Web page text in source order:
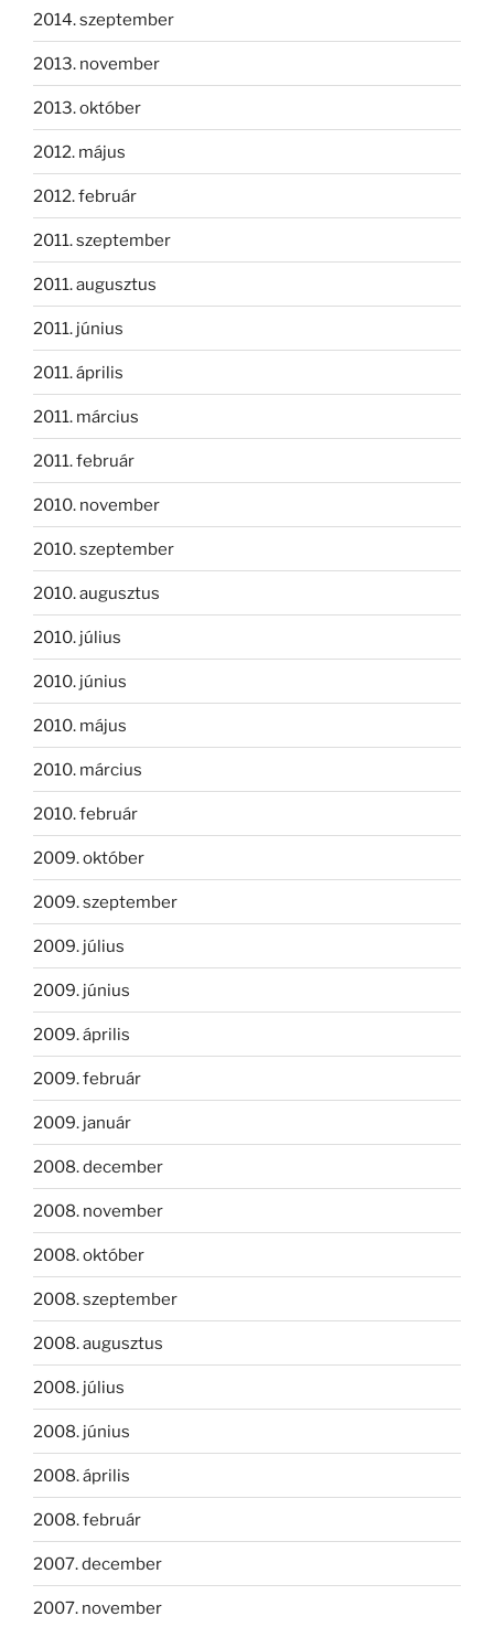
2014. szeptember
2013. november
2013. október
2012. május
2012. február
2011. szeptember
2011. augusztus
2011. június
2011. április
2011. március
2011. február
2010. november
2010. szeptember
2010. augusztus
2010. július
2010. június
2010. május
2010. március
2010. február
2009. október
2009. szeptember
2009. július
2009. június
2009. április
2009. február
2009. január
2008. december
2008. november
2008. október
2008. szeptember
2008. augusztus
2008. július
2008. június
2008. április
2008. február
2007. december
2007. november